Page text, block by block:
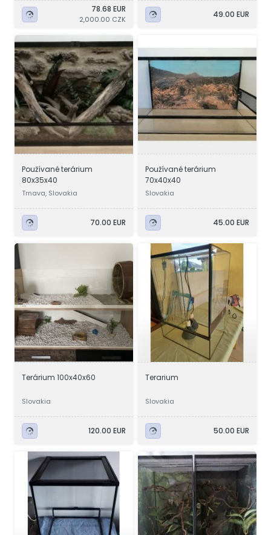
78.68 EUR
2,000.00 CZK
49.00 EUR
Používané terárium
80x35x40
Trnava, Slovakia
70.00 EUR
Používané terárium
70x40x40
Slovakia
45.00 EUR
Terárium 100x40x60
Slovakia
120.00 EUR
Terarium
Slovakia
50.00 EUR